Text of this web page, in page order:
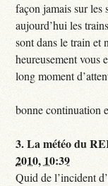
façon jamais sur les
aujourd’hui les
sont dans le train et
heureusement vous
long moment
bonne continuation
3.La météo du
2010, 10:39
Quid de l’incident